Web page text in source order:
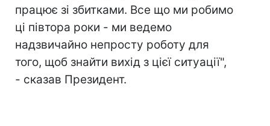
працює зі збитками. Все що ми робимо
ці півтора роки - ми ведемо
надзвичайно непросту роботу для
того, щоб знайти вихід з цієї ситуації",
- сказав Президент.